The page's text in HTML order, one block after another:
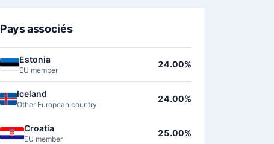
Pays associés
Estonia
EU member
24.00%
Iceland
Other European country
24.00%
Croatia
EU member
25.00%